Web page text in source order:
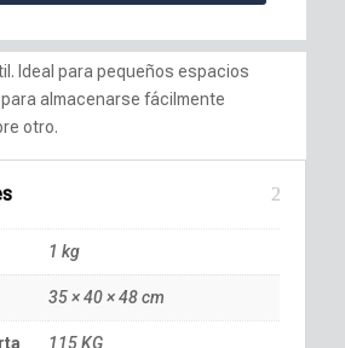
Ideal para pequeños espacios
almacenarse fácilmente
otro.
1 kg
35 × 40 × 48 cm
115 KG